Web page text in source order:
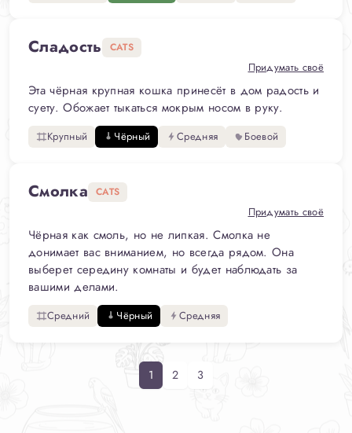
Сладость CATS
Придумать своё
Эта чёрная крупная кошка принесёт в дом радость и
суету. Обожает тыкаться мокрым носом в руку.
Крупный Чёрный Средняя Боевой
Смолка CATS
Придумать своё
Чёрная как смоль, но не липкая. Смолка не
донимает вас вниманием, но всегда рядом. Она
выберет середину комнаты и будет наблюдать за
вашими делами.
Средний Чёрный Средняя
1 2 3